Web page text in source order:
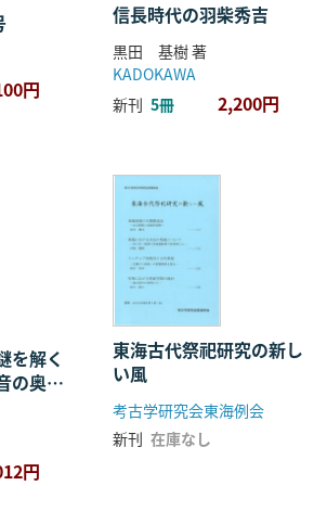
円
信長時代の羽柴秀吉
黒田 基樹 著
KADOKAWA
新刊 5冊 2,200円
を解く
の奥深
円
東海古代祭祀研究の新し
い風
考古学研究会東海例会
新刊 在庫なし